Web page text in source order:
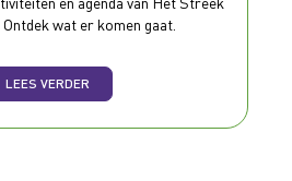
wat er komen gaat.
LEES VERDER